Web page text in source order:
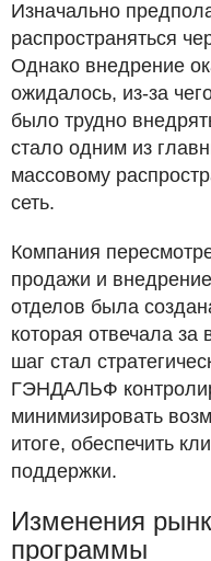
Изначально
распространяться
Однако внедрение
ожидалось, из-за
было трудно
стало одним из
массовому
сеть.
Компания
продажи и
отделов была
которая отвечала за
шаг стал
ГЭНДАЛЬФ
минимизировать
итоге, обеспечить
поддержки.
Изменения
программы